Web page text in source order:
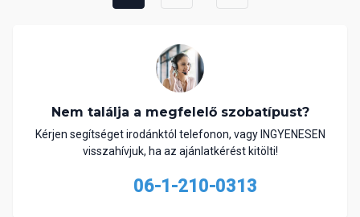
Nem találja a megfelelő szobatípust?
Kérjen segítséget irodánktól telefonon, vagy INGYENESEN
visszahívjuk, ha az ajánlatkérést kitölti!
06-1-210-0313